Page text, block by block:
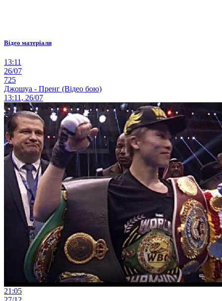
Відео матеріали
13:11
26/07
725
Джошуа - Пренг (Відео бою)
13:11, 26/07
21:05